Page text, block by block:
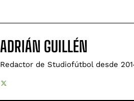
ADRIÁN GUILLÉN
Redactor de Studiofútbol desde